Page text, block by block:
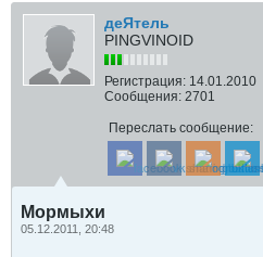
деЯтель
PINGVINOID
Регистрация: 14.01.2010
Сообщения: 2701
Переслать сообщение:
Мормыхи
05.12.2011, 20:48